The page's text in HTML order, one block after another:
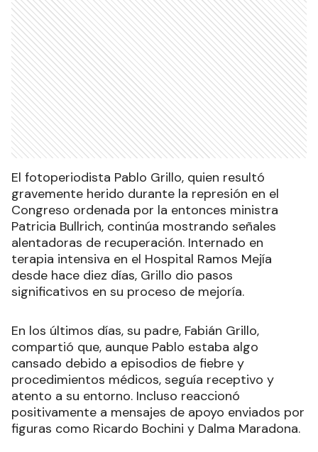
El fotoperiodista Pablo Grillo, quien resultó
gravemente herido durante la represión en el
Congreso ordenada por la entonces ministra
Patricia Bullrich, continúa mostrando señales
alentadoras de recuperación. Internado en
terapia intensiva en el Hospital Ramos Mejía
desde hace diez días, Grillo dio pasos
significativos en su proceso de mejoría.
En los últimos días, su padre, Fabián Grillo,
compartió que, aunque Pablo estaba algo
cansado debido a episodios de fiebre y
procedimientos médicos, seguía receptivo y
atento a su entorno. Incluso reaccionó
positivamente a mensajes de apoyo enviados por
figuras como Ricardo Bochini y Dalma Maradona.